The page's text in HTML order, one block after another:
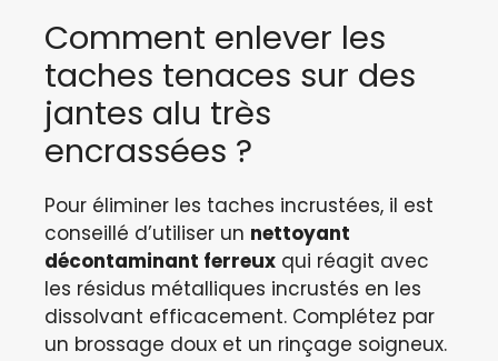
Comment enlever les
taches tenaces sur des
jantes alu très
encrassées ?
Pour éliminer les taches incrustées, il est
conseillé d’utiliser un nettoyant
décontaminant ferreux qui réagit avec
les résidus métalliques incrustés en les
dissolvant efficacement. Complétez par
un brossage doux et un rinçage soigneux.